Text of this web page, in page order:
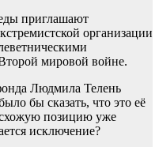
приглашают
организации
мировой войне.
Людмила Телень
бы сказать, что это её
позицию уже
исключение?